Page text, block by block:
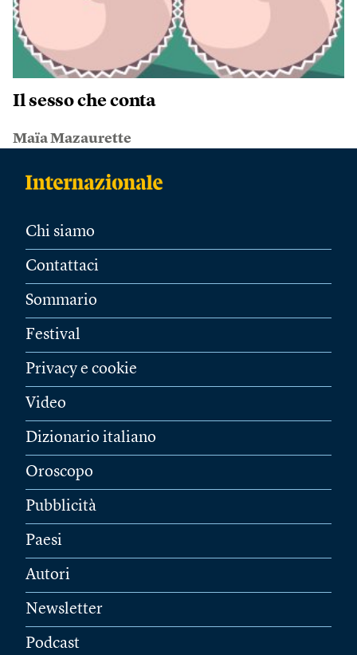
Il sesso che conta
Maïa Mazaurette
Chi siamo
Contattaci
Sommario
Festival
Privacy e cookie
Video
Dizionario italiano
Oroscopo
Pubblicità
Paesi
Autori
Newsletter
Podcast